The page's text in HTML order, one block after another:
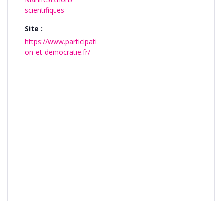
scientifiques
Site :
https://www.participati
on-et-democratie.fr/